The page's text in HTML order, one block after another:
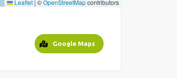
Leaflet | ©OpenStreetMapcontributors
Google Maps